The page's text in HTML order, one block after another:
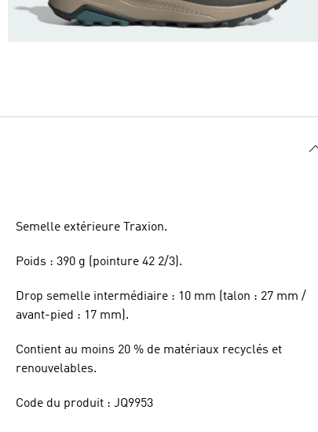
Semelle extérieure Traxion.
Poids : 390 g (pointure 42 2/3).
Drop semelle intermédiaire : 10 mm (talon : 27 mm /
avant-pied : 17 mm).
Contient au moins 20 % de matériaux recyclés et
renouvelables.
Code du produit : JQ9953